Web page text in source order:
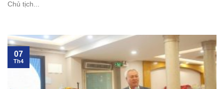
Chủ tịch...
07
Th4